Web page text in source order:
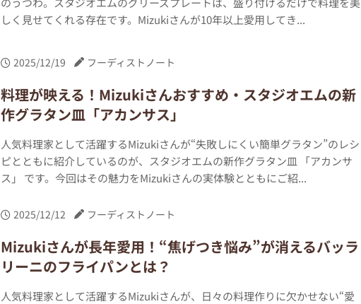
しく見せてくれる存在です。Mizukiさんが10年以上愛用してき...
2025/12/19 フーディストノート
料理が映える！Mizukiさんおすすめ・スタジオエムの新
作グラタン皿「アカンサス」
人気料理家として活躍するMizukiさんが“失敗しにくい簡単グラタン”のレシ
ピとともに紹介しているのが、スタジオエムの新作グラタン皿 「アカンサ
ス」 です。今回はその魅力をMizukiさんの実体験とともにご紹...
2025/12/12 フーディストノート
Mizukiさんが長年愛用！“焦げつき悩み”が消えるバッラ
リーニのフライパンとは？
人気料理家として活躍するMizukiさんが、日々の料理作りに欠かせない“愛